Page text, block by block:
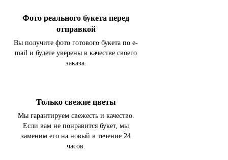
Фото реального букета перед
отправкой
Вы получите фото готового букета по e-
mail и будете уверены в качестве своего
заказа.
Только свежие цветы
Мы гарантируем свежесть и качество.
Если вам не понравится букет, мы
заменим его на новый в течение 24
часов.